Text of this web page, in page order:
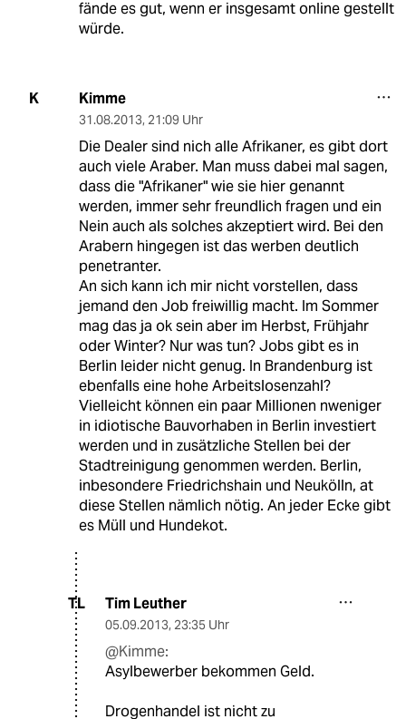
fände es gut, wenn er insgesamt online gestellt
würde.
K Kimme
31.08.2013, 21:09 Uhr
Die Dealer sind nich alle Afrikaner, es gibt dort
auch viele Araber. Man muss dabei mal sagen,
dass die "Afrikaner" wie sie hier genannt
werden, immer sehr freundlich fragen und ein
Nein auch als solches akzeptiert wird. Bei den
Arabern hingegen ist das werben deutlich
penetranter.
An sich kann ich mir nicht vorstellen, dass
jemand den Job freiwillig macht. Im Sommer
mag das ja ok sein aber im Herbst, Frühjahr
oder Winter? Nur was tun? Jobs gibt es in
Berlin leider nicht genug. In Brandenburg ist
ebenfalls eine hohe Arbeitslosenzahl?
Vielleicht können ein paar Millionen nweniger
in idiotische Bauvorhaben in Berlin investiert
werden und in zusätzliche Stellen bei der
Stadtreinigung genommen werden. Berlin,
inbesondere Friedrichshain und Neukölln, at
diese Stellen nämlich nötig. An jeder Ecke gibt
es Müll und Hundekot.
TL Tim Leuther
05.09.2013, 23:35 Uhr
@Kimme:
Asylbewerber bekommen Geld.
Drogenhandel ist nicht zu